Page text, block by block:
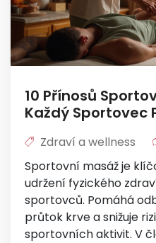
10 Přínosů
Každý Sportovec
Zdraví a wellness
Sportovní masáž je
udržení fyzického
sportovců. Pomáhá
průtok krve a snižuje
sportovních aktivit. V